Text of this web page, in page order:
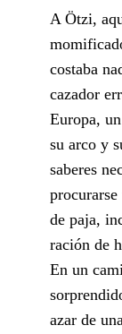
A Ötzi,
costaba
cazador
Europa,
su arco y
saberes
de paja,
ración de
En un
azar de